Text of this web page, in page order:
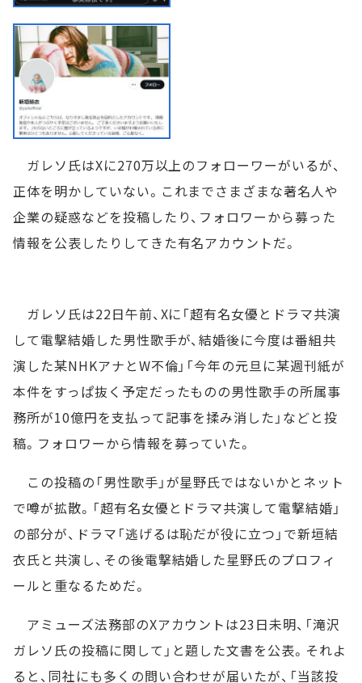
ガレソ氏はXに270万以上のフォローワーがいるが、
正体を明かしていない。これまでさまざまな著名人や
企業の疑惑などを投稿したり、フォロワーから募った
情報を公表したりしてきた有名アカウントだ。
ガレソ氏は22日午前、Xに「超有名女優とドラマ共演
して電撃結婚した男性歌手が、結婚後に今度は番組共
演した某NHKアナとW不倫」「今年の元旦に某週刊紙が
本件をすっぱ抜く予定だったものの男性歌手の所属事
務所が10億円を支払って記事を揉み消した」などと投
稿。フォロワーから情報を募っていた。
この投稿の「男性歌手」が星野氏ではないかとネット
で噂が拡散。「超有名女優とドラマ共演して電撃結婚」
の部分が、ドラマ「逃げるは恥だが役に立つ」で新垣結
衣氏と共演し、その後電撃結婚した星野氏のプロフィ
ールと重なるためだ。
アミューズ法務部のXアカウントは23日未明、「滝沢
ガレソ氏の投稿に関して」と題した文書を公表。それよ
ると、同社にも多くの問い合わせが届いたが、「当該投